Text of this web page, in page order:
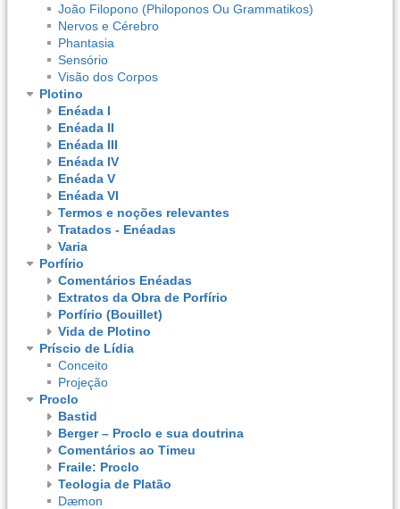
João Filopono (Philoponos Ou Grammatikos)
Nervos e Cérebro
Phantasia
Sensório
Visão dos Corpos
Plotino
Enéada I
Enéada II
Enéada III
Enéada IV
Enéada V
Enéada VI
Termos e noções relevantes
Tratados - Enéadas
Varia
Porfírio
Comentários Enéadas
Extratos da Obra de Porfírio
Porfírio (Bouillet)
Vida de Plotino
Príscio de Lídia
Conceito
Projeção
Proclo
Bastid
Berger – Proclo e sua doutrina
Comentários ao Timeu
Fraile: Proclo
Teologia de Platão
Dæmon